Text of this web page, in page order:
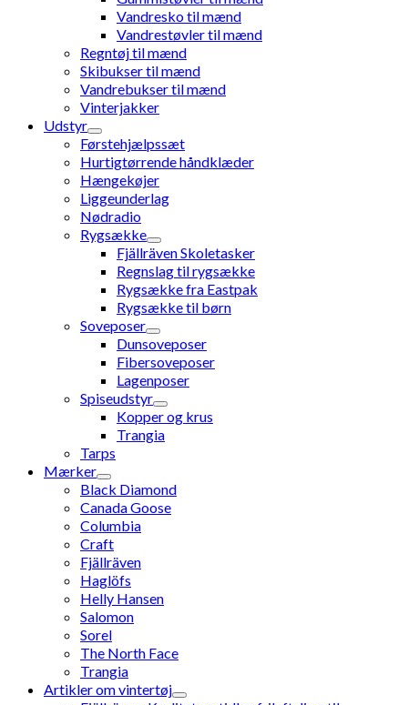
Vandresko til mænd
Vandrestøvler til mænd
Regntøj til mænd
Skibukser til mænd
Vandrebukser til mænd
Vinterjakker
Udstyr
Førstehjælpssæt
Hurtigtørrende håndklæder
Hængekøjer
Liggeunderlag
Nødradio
Rygsække
Fjällräven Skoletasker
Regnslag til rygsække
Rygsække fra Eastpak
Rygsække til børn
Soveposer
Dunsoveposer
Fibersoveposer
Lagenposer
Spiseudstyr
Kopper og krus
Trangia
Tarps
Mærker
Black Diamond
Canada Goose
Columbia
Craft
Fjällräven
Haglöfs
Helly Hansen
Salomon
Sorel
The North Face
Trangia
Artikler om vintertøj